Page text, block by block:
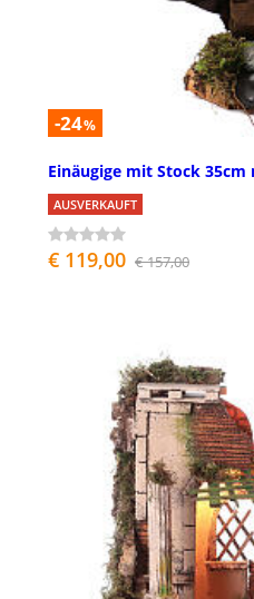
-24%
Einäugige mit Stock
AUSVERKAUFT
€ 119,00 € 157,00